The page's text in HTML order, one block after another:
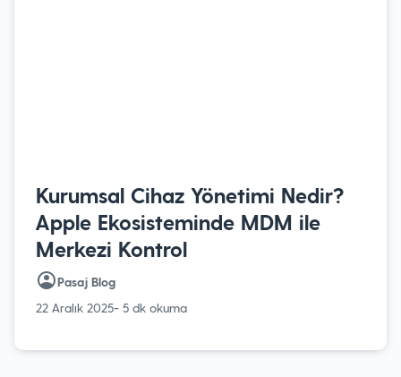
Kurumsal Cihaz Yönetimi Nedir?
Apple Ekosisteminde MDM ile
Merkezi Kontrol
Pasaj Blog
22 Aralık 2025- 5 dk okuma